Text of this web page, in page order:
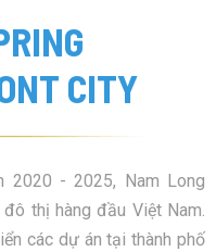
CITY
2020 - 2025, Nam Long
thị hàng đầu Việt Nam.
các dự án tại thành phố